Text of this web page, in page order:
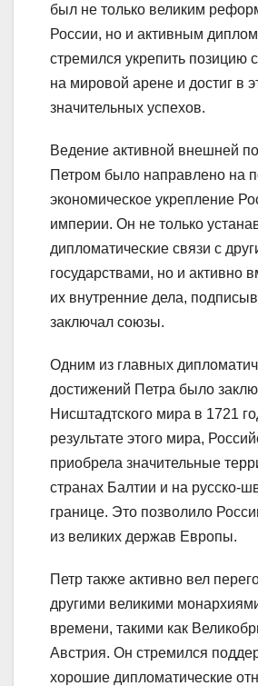
был не только великим
России, но и активным
стремился укрепить позицию
на мировой арене и достиг в
значительных успехов.
Ведение активной внешней
Петром было направлено на
экономическое укрепление
империи. Он не только
дипломатические связи с
государствами, но и активно
их внутренние дела,
заключал союзы.
Одним из главных
достижений Петра было
Нисштадтского мира в 1721
результате этого мира,
приобрела значительные
странах Балтии и на русско-
границе. Это позволило
из великих держав Европы.
Петр также активно вел
другими великими
времени, такими как
Австрия. Он стремился
хорошие дипломатические